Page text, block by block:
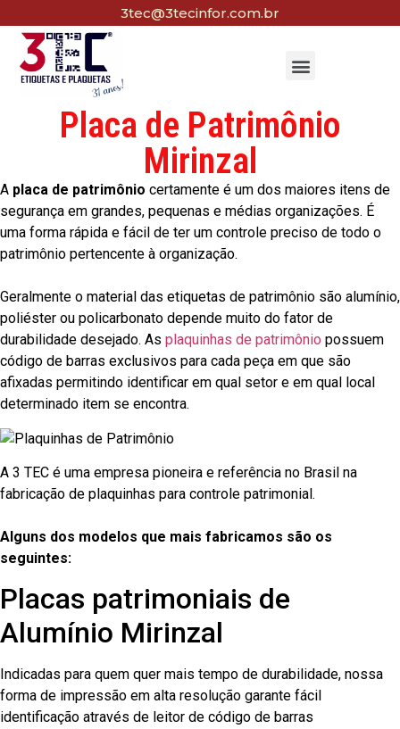
3tec@3tecinfor.com.br
Placa de Patrimônio
Mirinzal
A placa de patrimônio certamente é um dos maiores itens de
segurança em grandes, pequenas e médias organizações. É
uma forma rápida e fácil de ter um controle preciso de todo o
patrimônio pertencente à organização.
Geralmente o material das etiquetas de patrimônio são alumínio,
poliéster ou policarbonato depende muito do fator de
durabilidade desejado. As plaquinhas de patrimônio possuem
código de barras exclusivos para cada peça em que são
afixadas permitindo identificar em qual setor e em qual local
determinado item se encontra.
A 3 TEC é uma empresa pioneira e referência no Brasil na
fabricação de plaquinhas para controle patrimonial.
Alguns dos modelos que mais fabricamos são os
seguintes:
Placas patrimoniais de
Alumínio Mirinzal
Indicadas para quem quer mais tempo de durabilidade, nossa
forma de impressão em alta resolução garante fácil
identificação através de leitor de código de barras